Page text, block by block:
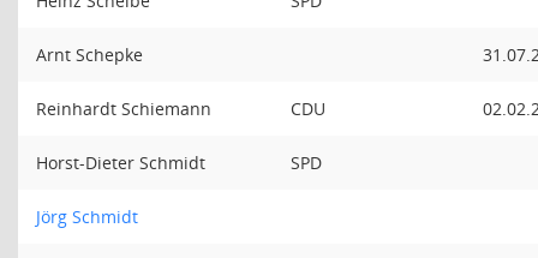
Arnt Schepke
Reinhardt Schiemann CDU
Horst-Dieter Schmidt SPD
Jörg Schmidt